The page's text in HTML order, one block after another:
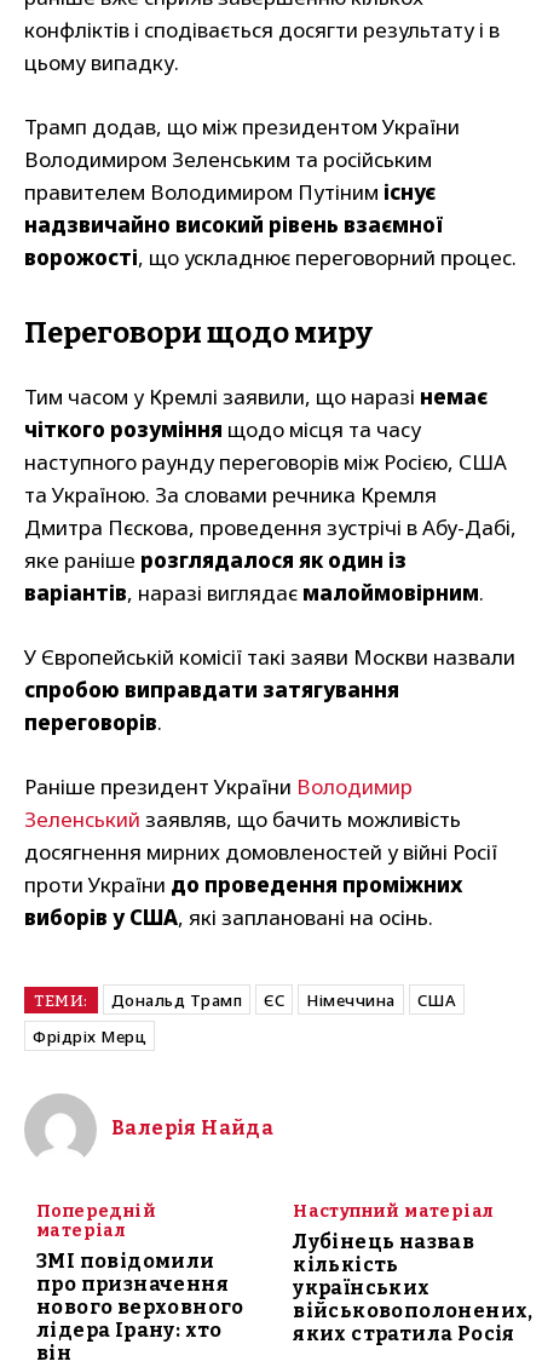
конфліктів і сподівається досягти результату і в
цьому випадку.
Трамп додав, що між президентом України
Володимиром Зеленським та російським
правителем Володимиром Путіним існує
надзвичайно високий рівень взаємної
ворожості, що ускладнює переговорний процес.
Переговори щодо миру
Тим часом у Кремлі заявили, що наразі немає
чіткого розуміння щодо місця та часу
наступного раунду переговорів між Росією, США
та Україною. За словами речника Кремля
Дмитра Пєскова, проведення зустрічі в Абу-Дабі,
яке раніше розглядалося як один із
варіантів, наразі виглядає малоймовірним.
У Європейській комісії такі заяви Москви назвали
спробою виправдати затягування
переговорів.
Раніше президент України Володимир
Зеленський заявляв, що бачить можливість
досягнення мирних домовленостей у війні Росії
проти України до проведення проміжних
виборів у США, які заплановані на осінь.
ТЕМИ: Дональд Трамп ЄС Німеччина
США
Фрідріх Мерц
Валерія Найда
Попередній
матеріал
ЗМІ повідомили
про призначення
нового верховного
лідера Ірану: хто
він
Наступний матеріал
Лубінець назвав
кількість
українських
військовополонених,
яких стратила Росія